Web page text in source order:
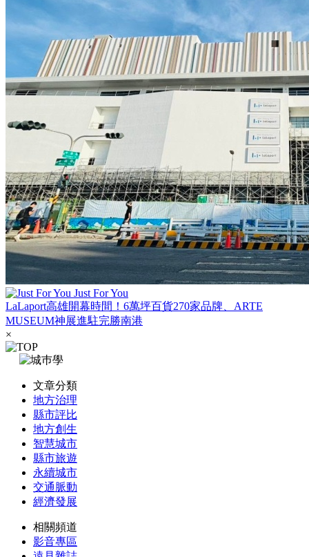
Just For You
LaLaport高雄開幕時間！6萬坪百貨270家品牌、ARTE
MUSEUM神展進駐完勝南港
×
文章分類
地方治理
縣市評比
地方創生
智慧城市
縣市旅遊
永續城市
交通脈動
經濟發展
相關頻道
影音專區